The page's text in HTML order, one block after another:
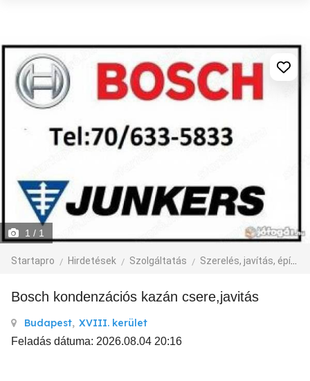
1 / 1
Startapro Hirdetések Szolgáltatás Szerelés, javítás, építkezés
Bosch kondenzációs kazán csere,javitás
Budapest, XVIII. kerület
Feladás dátuma: 2026.08.04 20:16